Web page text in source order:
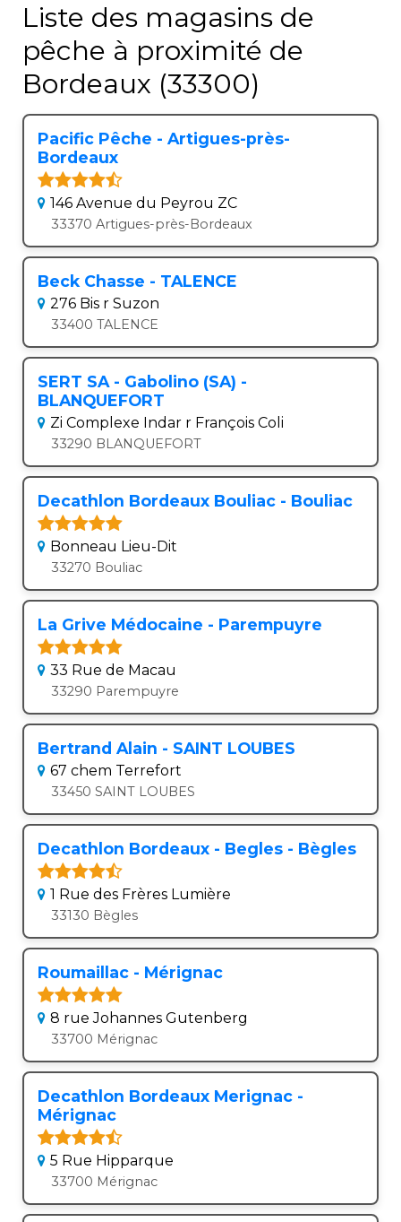
Liste des magasins de
pêche à proximité de
Bordeaux (33300)
Pacific Pêche - Artigues-près-
Bordeaux
146 Avenue du Peyrou ZC
33370 Artigues-près-Bordeaux
Beck Chasse - TALENCE
276 Bis r Suzon
33400 TALENCE
SERT SA - Gabolino (SA) -
BLANQUEFORT
Zi Complexe Indar r François Coli
33290 BLANQUEFORT
Decathlon Bordeaux Bouliac - Bouliac
Bonneau Lieu-Dit
33270 Bouliac
La Grive Médocaine - Parempuyre
33 Rue de Macau
33290 Parempuyre
Bertrand Alain - SAINT LOUBES
67 chem Terrefort
33450 SAINT LOUBES
Decathlon Bordeaux - Begles - Bègles
1 Rue des Frères Lumière
33130 Bègles
Roumaillac - Mérignac
8 rue Johannes Gutenberg
33700 Mérignac
Decathlon Bordeaux Merignac -
Mérignac
5 Rue Hipparque
33700 Mérignac